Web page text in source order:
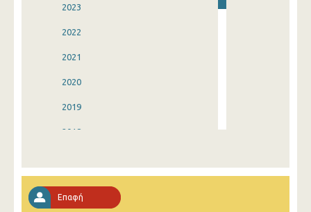
2023
2022
2021
2020
2019
2018
2015
Επαφή